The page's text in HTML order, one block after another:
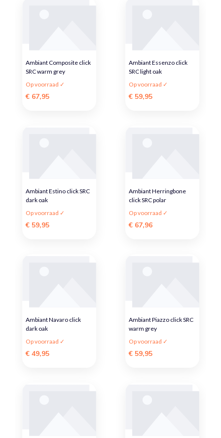
Ambiant Composite click
SRC warm grey
Op voorraad ✓
€ 67,95
Ambiant Essenzo click
SRC light oak
Op voorraad ✓
€ 59,95
Ambiant Estino click SRC
dark oak
Op voorraad ✓
€ 59,95
Ambiant Herringbone
click SRC polar
Op voorraad ✓
€ 67,96
Ambiant Navaro click
dark oak
Op voorraad ✓
€ 49,95
Ambiant Piazzo click SRC
warm grey
Op voorraad ✓
€ 59,95